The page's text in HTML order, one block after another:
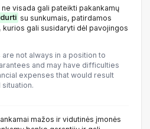
visada gali pateikti pakankamų
su sunkumais, patirdamos
gali susidaryti dėl pavojingos
not always in a position to
and may have difficulties
expenses that would result
mažos ir vidutinės įmonės